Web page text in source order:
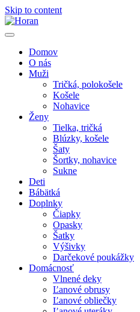
Skip to content
Domov
O nás
Muži
Tričká, polokošele
Košele
Nohavice
Ženy
Tielka, tričká
Blúzky, košele
Šaty
Šortky, nohavice
Sukne
Deti
Bábätká
Doplnky
Čiapky
Opasky
Šatky
Výšivky
Darčekové poukážky
Domácnosť
Vlnené deky
Ľanové obrusy
Ľanové obliečky